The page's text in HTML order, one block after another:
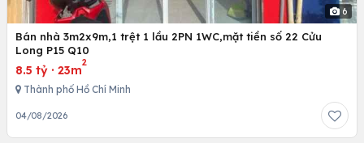
6
Bán nhà 3m2x9m,1 trệt 1 lầu 2PN 1WC,mặt tiền số 22 Cửu
Long P15 Q10
8.5 tỷ · 23m
2
Thành phố Hồ Chí Minh
04/08/2026